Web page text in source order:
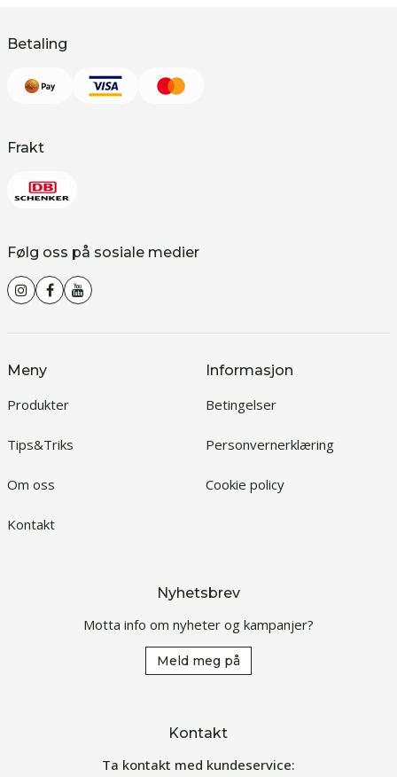
Betaling
Frakt
Følg oss på sosiale medier
Meny
Produkter
Tips&Triks
Om oss
Kontakt
Informasjon
Betingelser
Personvernerklæring
Cookie policy
Nyhetsbrev
Motta info om nyheter og kampanjer?
Meld meg på
Kontakt
Ta kontakt med kundeservice: